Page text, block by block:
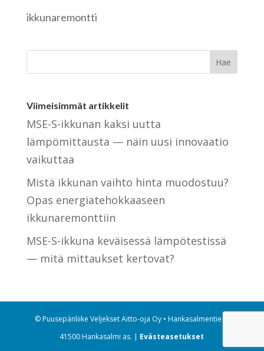
ikkunaremontti
Viimeisimmät artikkelit
MSE-S-ikkunan kaksi uutta
lämpömittausta — näin uusi innovaatio
vaikuttaa
Mistä ikkunan vaihto hinta muodostuu?
Opas energiatehokkaaseen
ikkunaremonttiin
MSE-S-ikkuna keväisessä lämpötestissä
— mitä mittaukset kertovat?
© Puusepänliike Veljekset Aitto-oja Oy • Hankasalmentie 1,
41500 Hankasalmi as. | Eväste­asetukset